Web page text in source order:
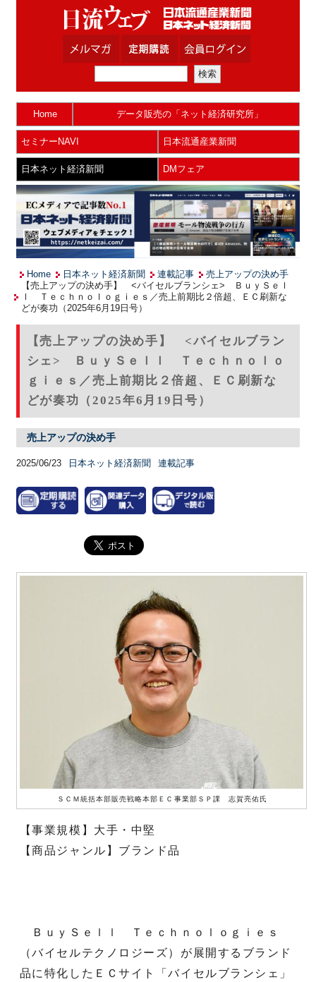
Home データ販売の「ネット経済研究所」
セミナーNAVI 日本流通産業新聞
日本ネット経済新聞 DMフェア
Home 日本ネット経済新聞 連載記事
売上アップの決め手
【売上アップの決め手】 <バイセルブランシェ> ＢｕｙＳｅｌ
ｌ Ｔｅｃｈｎｏｌｏｇｉｅｓ／売上前期比２倍超、ＥＣ刷新な
どが奏功（2025年6月19日号）
【売上アップの決め手】 <バイセルブラン
シェ> ＢｕｙＳｅｌｌ Ｔｅｃｈｎｏｌｏ
ｇｉｅｓ／売上前期比２倍超、ＥＣ刷新な
どが奏功（2025年6月19日号）
売上アップの決め手
2025/06/23 日本ネット経済新聞 連載記事
ＳＣＭ統括本部販売戦略本部ＥＣ事業部ＳＰ課 志賀亮佑氏
【事業規模】大手・中堅
【商品ジャンル】ブランド品
ＢｕｙＳｅｌｌ Ｔｅｃｈｎｏｌｏｇｉｅｓ
（バイセルテクノロジーズ）が展開するブランド
品に特化したＥＣサイト「バイセルブランシェ」